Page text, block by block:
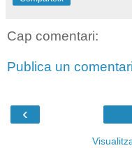
Cap comentari:
Publica un
‹